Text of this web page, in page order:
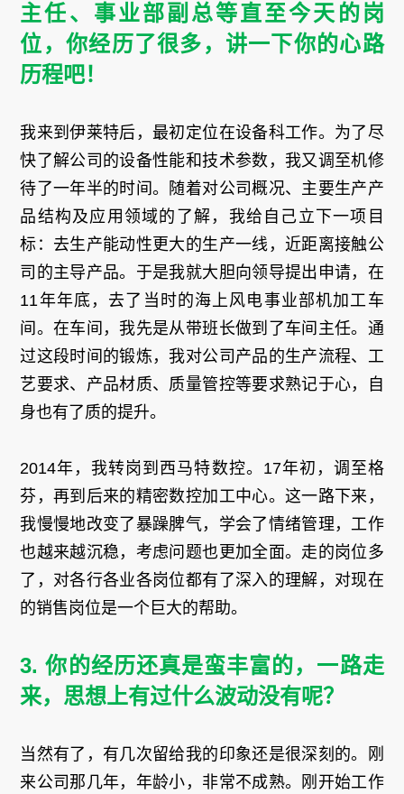
主任、事业部副总等直至今天的岗
位，你经历了很多，讲一下你的心路
历程吧！
我来到伊莱特后，最初定位在设备科工作。为了尽
快了解公司的设备性能和技术参数，我又调至机修
待了一年半的时间。随着对公司概况、主要生产产
品结构及应用领域的了解，我给自己立下一项目
标：去生产能动性更大的生产一线，近距离接触公
司的主导产品。于是我就大胆向领导提出申请，在
11年年底，去了当时的海上风电事业部机加工车
间。在车间，我先是从带班长做到了车间主任。通
过这段时间的锻炼，我对公司产品的生产流程、工
艺要求、产品材质、质量管控等要求熟记于心，自
身也有了质的提升。
2014年，我转岗到西马特数控。17年初，调至格
芬，再到后来的精密数控加工中心。这一路下来，
我慢慢地改变了暴躁脾气，学会了情绪管理，工作
也越来越沉稳，考虑问题也更加全面。走的岗位多
了，对各行各业各岗位都有了深入的理解，对现在
的销售岗位是一个巨大的帮助。
3. 你的经历还真是蛮丰富的，一路走
来，思想上有过什么波动没有呢？
当然有了，有几次留给我的印象还是很深刻的。刚
来公司那几年，年龄小，非常不成熟。刚开始工作